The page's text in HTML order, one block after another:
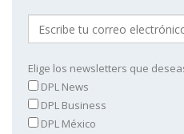
Elige los newsletters que
DPL News
DPL Business
DPL México